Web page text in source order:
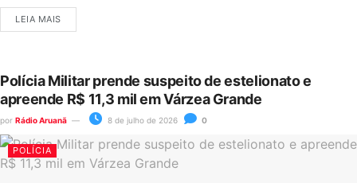
LEIA MAIS
Polícia Militar prende suspeito de estelionato e
apreende R$ 11,3 mil em Várzea Grande
por Rádio Aruanã 8 de julho de 2026 0
POLÍCIA